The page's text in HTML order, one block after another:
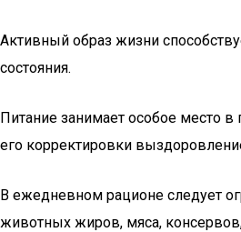
Активный образ жизни
состояния.
Питание занимает особое место в
его корректировки
В ежедневном рационе следует
животных жиров, мяса,